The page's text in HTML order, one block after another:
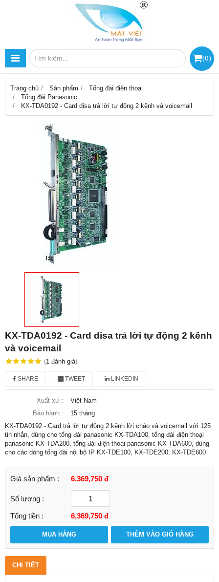
(0)
Trang chủ Sản phẩm
Tổng đài điện thoại
Tổng đài Panasonic
KX-TDA0192 - Card disa trả lời tự động 2 kênh và voicemail
KX-TDA0192 - Card disa trả lời tự động 2 kênh
và voicemail
(1 đánh giá)
SHARE TWEET LINKEDIN
Xuất xứ :
Việt Nam
Bảo hành :
15 tháng
KX-TDA0192 - Card trả lời tự động 2 kênh lời chào và voicemail với 125
tin nhắn, dùng cho tổng đài panasonic KX-TDA100, tổng đài điện thoại
panasonic KX-TDA200, tổng đài điện thoại panasonic KX-TDA600, dùng
cho các dòng tổng đài nội bộ IP KX-TDE100, KX-TDE200, KX-TDE600
Giá sản phẩm : 6,369,750 đ
Số lượng :
Tổng tiền : 6,369,750 đ
MUA HÀNG THÊM VÀO GIỎ HÀNG
CHI TIẾT